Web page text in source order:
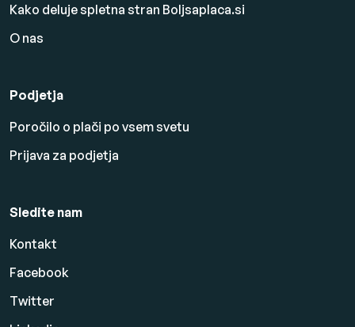
Kako deluje spletna stran Boljsaplaca.si
O nas
Podjetja
Poročilo o plači po vsem svetu
Prijava za podjetja
Sledite nam
Kontakt
Facebook
Twitter